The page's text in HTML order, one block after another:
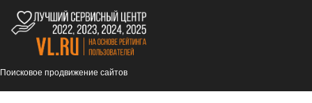
Поисковое продвижение сайтов